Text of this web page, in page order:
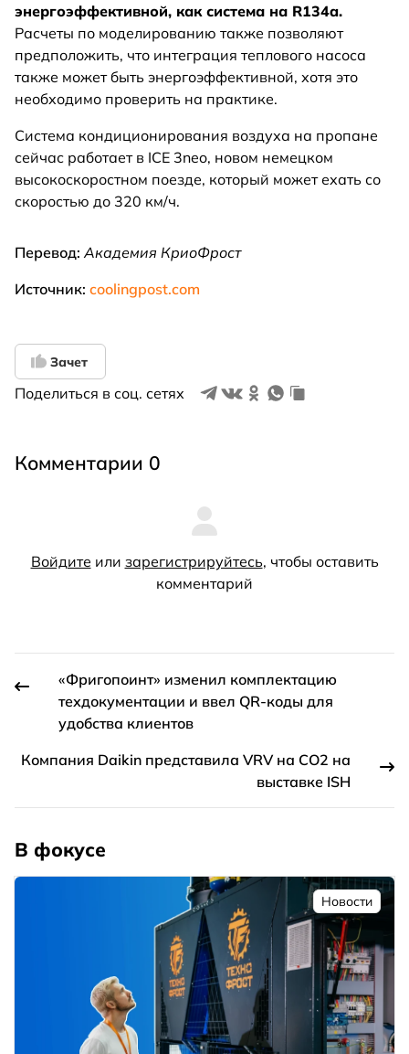
энергоэффективной, как система на R134a.
Расчеты по моделированию также позволяют
предположить, что интеграция теплового насоса
также может быть энергоэффективной, хотя это
необходимо проверить на практике.
Система кондиционирования воздуха на пропане
сейчас работает в ICE 3neo, новом немецком
высокоскоростном поезде, который может ехать со
скоростью до 320 км/ч.
Перевод:Академия КриоФрост
Источник: coolingpost.com
Зачет
Поделиться в соц. сетях
Комментарии 0
Войдите или зарегистрируйтесь, чтобы оставить
комментарий
«Фригопоинт» изменил комплектацию
техдокументации и ввел QR-коды для
удобства клиентов
Компания Daikin представила VRV на CO2 на
выставке ISH
В фокусе
Новости